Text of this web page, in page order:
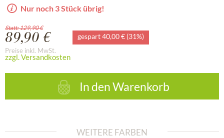
Nur noch 3 Stück übrig!
Statt: 129,90 €
89,90 € gespart 40,00 € (31%)
Preise inkl. MwSt.
zzgl. Versandkosten
In denWarenkorb
WEITERE FARBEN